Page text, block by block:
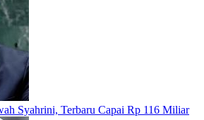
Syahrini, Terbaru Capai Rp 116 Miliar